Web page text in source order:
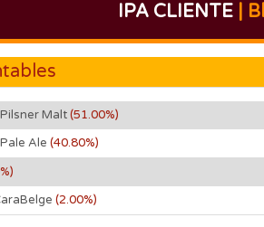
IPA CLIENTE|
Malt(51.00%)
Ale (40.80%)
(2.00%)